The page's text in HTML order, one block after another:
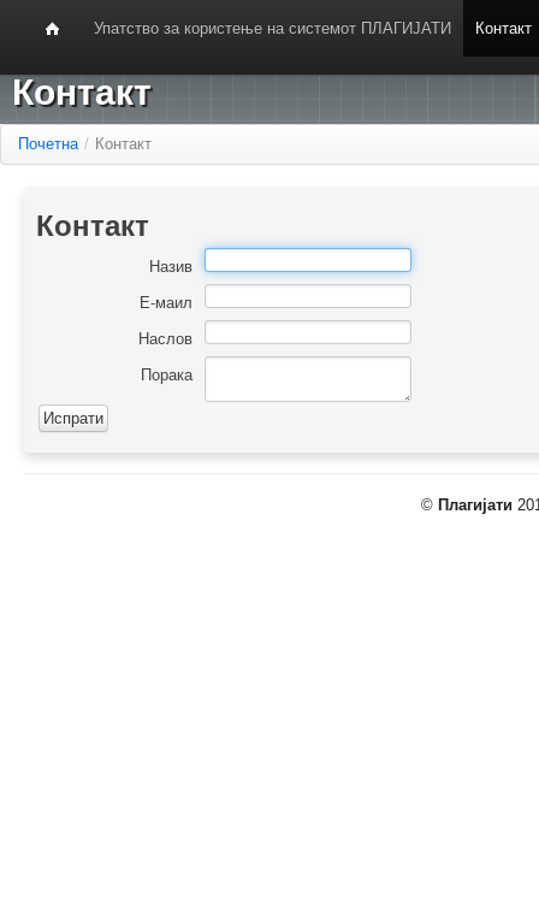
Упатство за користење на системот ПЛАГИЈАТИ Контакт
Контакт
Почетна / Контакт
Контакт
Назив
Е-маил
Наслов
Порака
© Плагијати